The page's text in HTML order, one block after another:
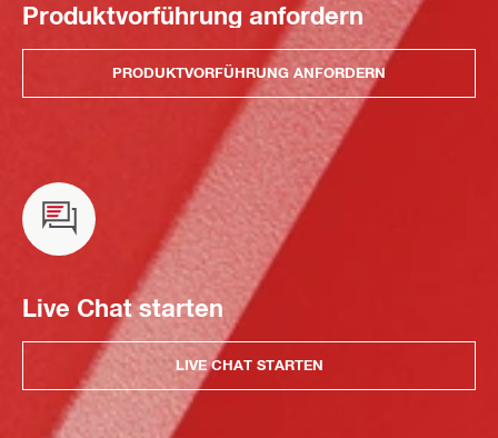
Produktvorführung anfordern
PRODUKTVORFÜHRUNG ANFORDERN
Live Chat starten
LIVE CHAT STARTEN